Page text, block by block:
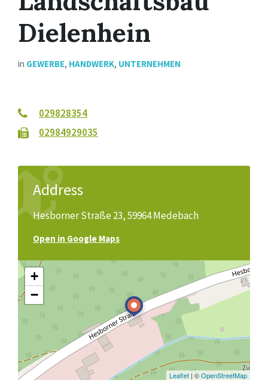
Dielenhein
in GEWERBE, HANDWERK, UNTERNEHMEN
029828354
02984929035
Address
Hesborner Straße 23, 59964 Medebach
Open in Google Maps
+
−
Leaflet | ©OpenStreetMap